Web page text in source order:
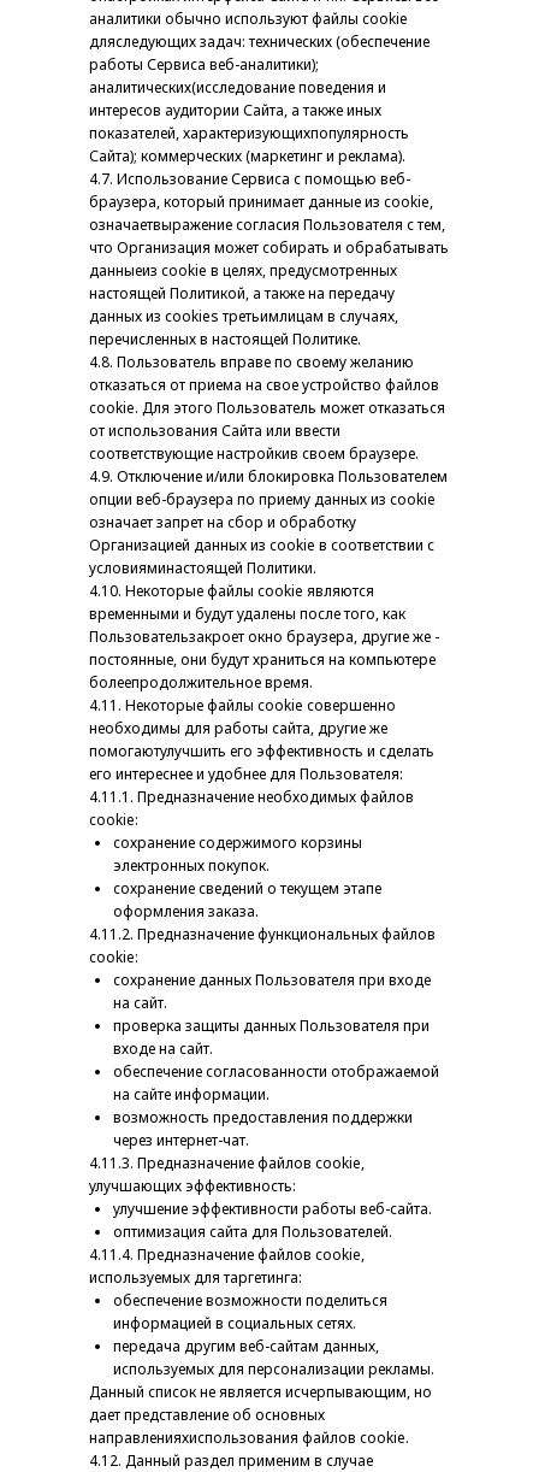
аналитики обычно используют файлы cookie
дляследующих задач: технических (обеспечение
работы Сервиса веб-аналитики);
аналитических(исследование поведения и
интересов аудитории Сайта, а также иных
показателей, характеризующихпопулярность
Сайта); коммерческих (маркетинг и реклама).
4.7. Использование Сервиса с помощью веб-
браузера, который принимает данные из cookie,
означаетвыражение согласия Пользователя с тем,
что Организация может собирать и обрабатывать
данныеиз cookie в целях, предусмотренных
настоящей Политикой, а также на передачу
данных из cookies третьимлицам в случаях,
перечисленных в настоящей Политике.
4.8. Пользователь вправе по своему желанию
отказаться от приема на свое устройство файлов
cookie. Для этого Пользователь может отказаться
от использования Сайта или ввести
соответствующие настройкив своем браузере.
4.9. Отключение и/или блокировка Пользователем
опции веб-браузера по приему данных из cookie
означает запрет на сбор и обработку
Организацией данных из cookie в соответствии с
условияминастоящей Политики.
4.10. Некоторые файлы cookie являются
временными и будут удалены после того, как
Пользовательзакроет окно браузера, другие же -
постоянные, они будут храниться на компьютере
болеепродолжительное время.
4.11. Некоторые файлы cookie совершенно
необходимы для работы сайта, другие же
помогаютулучшить его эффективность и сделать
его интереснее и удобнее для Пользователя:
4.11.1. Предназначение необходимых файлов
cookie:
сохранение содержимого корзины
электронных покупок.
сохранение сведений о текущем этапе
оформления заказа.
4.11.2. Предназначение функциональных файлов
cookie:
сохранение данных Пользователя при входе
на сайт.
проверка защиты данных Пользователя при
входе на сайт.
обеспечение согласованности отображаемой
на сайте информации.
возможность предоставления поддержки
через интернет-чат.
4.11.3. Предназначение файлов cookie,
улучшающих эффективность:
улучшение эффективности работы веб-сайта.
оптимизация сайта для Пользователей.
4.11.4. Предназначение файлов cookie,
используемых для таргетинга:
обеспечение возможности поделиться
информацией в социальных сетях.
передача другим веб-сайтам данных,
используемых для персонализации рекламы.
Данный список не является исчерпывающим, но
дает представление об основных
направленияхиспользования файлов сookie.
4.12. Данный раздел применим в случае